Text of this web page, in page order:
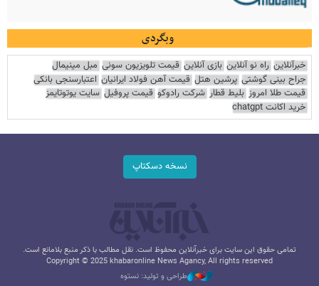
وبگردی
خبرآنلاین راه نو آنلاین بازی آنلاین قیمت تلویزیون سونی مبل مینیمال
جراح بینی گوشتی پرشین هتل قیمت آهن فولاد ایرانیان اعتبارسنجی بانکی
قیمت طلا امروز بلیط قطار شرکت رادوکو قیمت پروفیل سایت یوتوتایمز
خرید اکانت chatgpt
نسخه دسکتاپ
تمامی حقوق این سایت برای خبرآنلاین محفوظ است. نقل مطالب با ذکر منبع بلامانع است.
Copyright © 2025 khabaronline News Agancy, All rights reserved
طراحی و تولید: نستوه